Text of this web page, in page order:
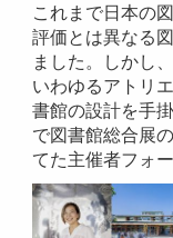
これまで日本の
評価とは異なる
ました。しかし
いわゆるアトリ
書館の設計を手
で図書館総合展
てた主催者フォ